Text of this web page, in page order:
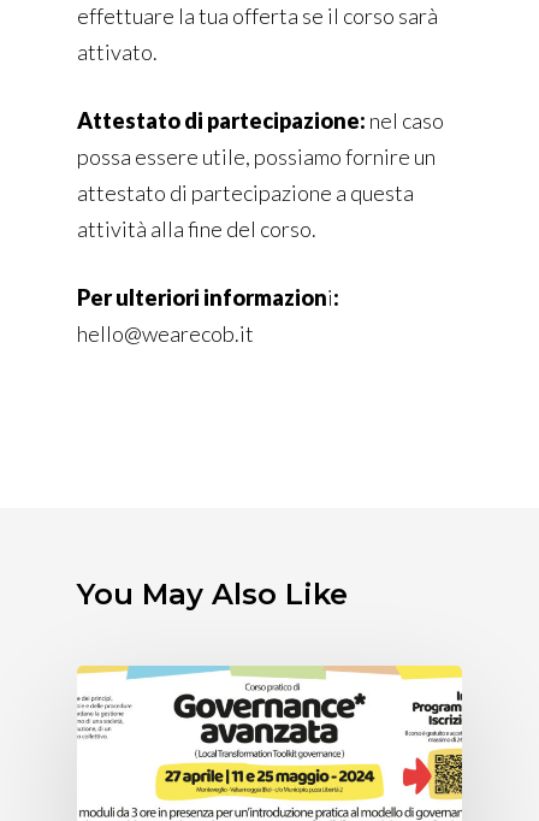
effettuare la tua offerta se il corso sarà
attivato.
Attestato di partecipazione: nel caso
possa essere utile, possiamo fornire un
attestato di partecipazione a questa
attività alla fine del corso.
Per ulteriori informazioni:
hello@wearecob.it
You May Also Like